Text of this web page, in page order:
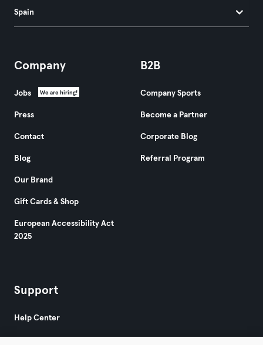
Spain
Company
Jobs We are hiring!
Press
Contact
Blog
Our Brand
Gift Cards & Shop
European Accessibility Act
2025
B2B
Company Sports
Become a Partner
Corporate Blog
Referral Program
Support
Help Center